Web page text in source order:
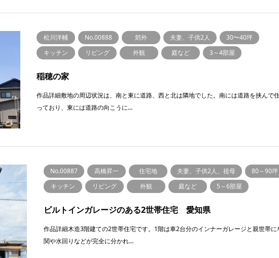
松川洋輔 No.00888 郊外 夫妻、子供2人
30〜40坪
キッチン
リビング 外観 庭など 3～4部屋
稲穂の家
作品詳細敷地の周辺状況は、南と東に道路、西と北は隣地でした。南には道路を挟んで
っており、東には道路の向こうに…
No.00887 高橋昇一 住宅地 夫妻、子供2人、祖母
80～90坪
キッチン
リビング 外観 庭など 5～6部屋
ビルトインガレージのある2世帯住宅 愛知県
作品詳細木造3階建ての2世帯住宅です。1階は車2台分のインナーガレージと親世帯に
関や水回りなどが完全に分かれ…